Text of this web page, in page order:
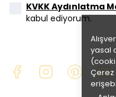
yasal
Çerez
KVKK Aydınlatma
kabul ediyorum.